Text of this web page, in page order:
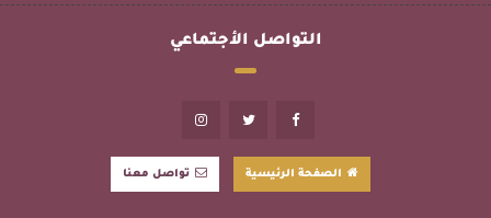
التواصل الأجتماعي
الصفحة الرئيسية تواصل معنا